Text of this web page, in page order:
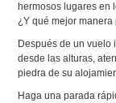
hermosos lugares en
¿Y qué mejor
Después de un vuelo
desde las alturas,
piedra de su
Haga una parada